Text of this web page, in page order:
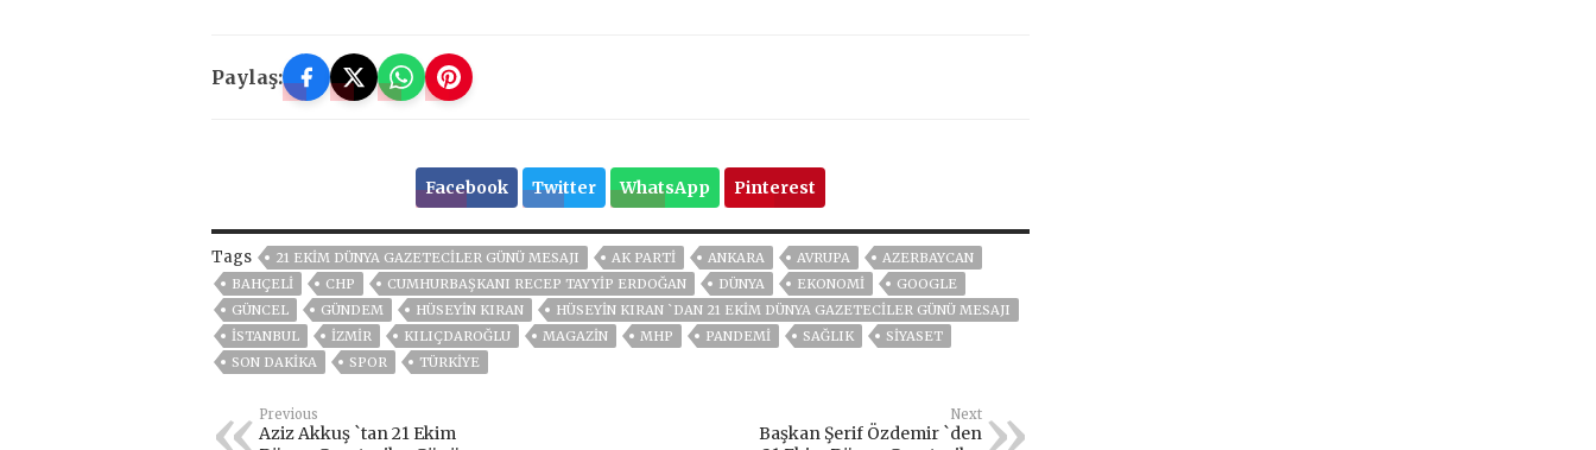
Paylaş:
Facebook Twitter WhatsApp Pinterest
Tags 21 EKIM DÜNYA GAZETECILER GÜNÜ MESAJI AK PARTİ ANKARA AVRUPA
AZERBAYCAN
BAHÇELİ
CHP CUMHURBAŞKANI RECEP TAYYIP ERDOĞAN DÜNYA EKONOMİ
GOOGLE
GÜNCEL
GÜNDEM HÜSEYIN KIRAN
HÜSEYIN KIRAN `DAN 21 EKIM DÜNYA GAZETECILER GÜNÜ MESAJI
ISTANBUL
İZMIR KILIÇDAROĞLU MAGAZİN MHP PANDEMİ SAĞLIK
SİYASET
SON DAKIKA
SPOR TÜRKİYE
Previous
Aziz Akkuş `tan 21 Ekim
Next
Başkan Şerif Özdemir `den